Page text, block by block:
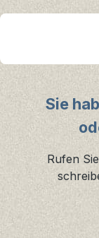
Sie
Rufen